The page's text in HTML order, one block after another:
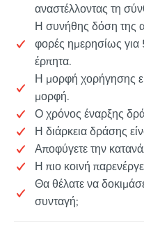
αναστέλλοντας τη
Η συνήθης δόση της
φορές ημερησίως
έρπητα.
Η μορφή χορήγησης
μορφή.
Ο χρόνος έναρξης
Η διάρκεια δράσης
Αποφύγετε την
Η πιο κοινή
Θα θέλατε να
συνταγή;